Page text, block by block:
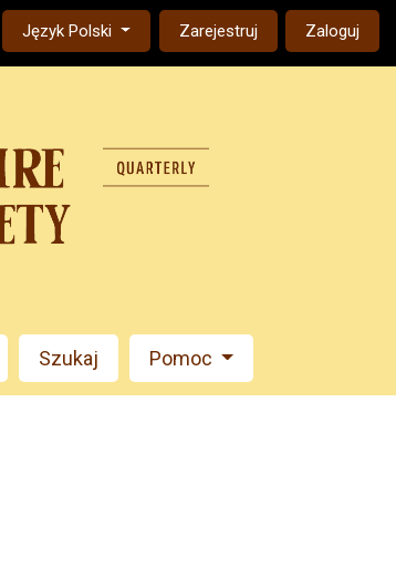
Change the language. The current language is:
Język Polski Zarejestruj Zaloguj
Szukaj Pomoc